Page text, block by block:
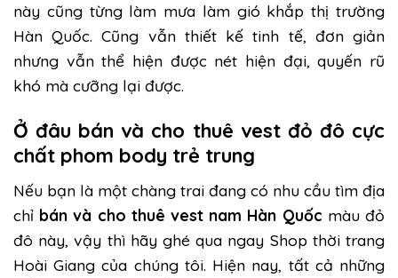
này cũng từng làm mưa làm gió khắp thị trường
Hàn Quốc. Cũng vẫn thiết kế tinh tế, đơn giản
nhưng vẫn thể hiện được nét hiện đại, quyến rũ
khó mà cưỡng lại được.
Ở đâu bán và cho thuê vest đỏ đô cực
chất phom body trẻ trung
Nếu bạn là một chàng trai đang có nhu cầu tìm địa
chỉ bán và cho thuê vest nam Hàn Quốc màu đỏ
đô này, vậy thì hãy ghé qua ngay Shop thời trang
Hoài Giang của chúng tôi. Hiện nay, tất cả những